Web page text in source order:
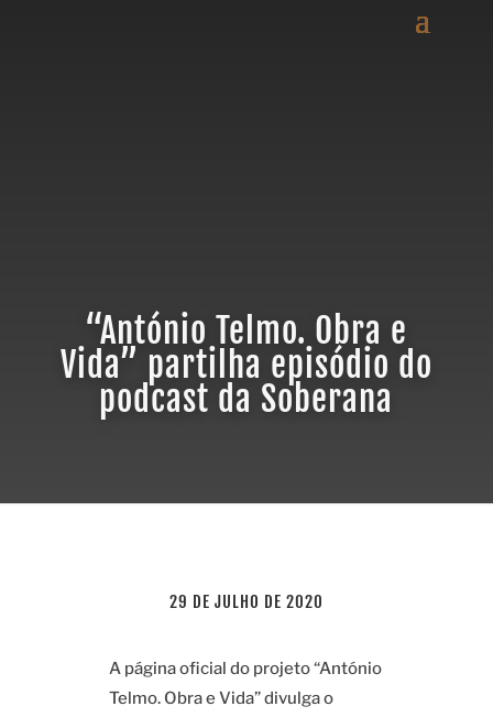
“António Telmo. Obra e
Vida” partilha episódio do
podcast da Soberana
29 DE JULHO DE 2020
A página oficial do projeto “António
Telmo. Obra e Vida” divulga o